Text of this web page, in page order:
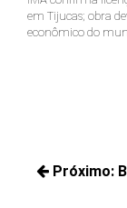
em Tijucas; obra
econômico do
dePróximo: